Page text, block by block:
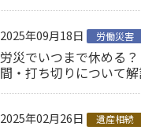
2025年09月18日 労働災害
労災でいつまで休める
間・打ち切りについて
2025年02月26日 遺産相続